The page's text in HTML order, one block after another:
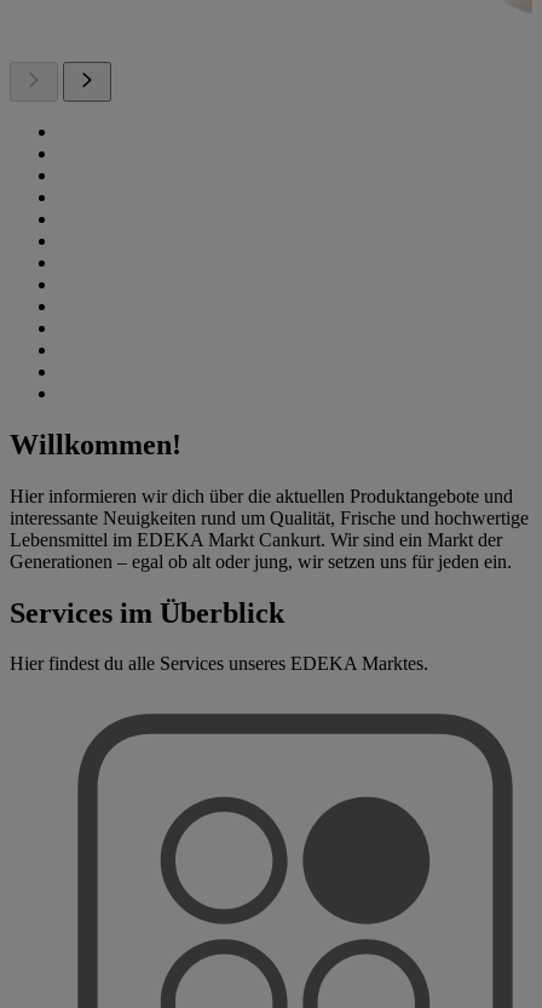
Willkommen!
Hier informieren wir dich über die aktuellen Produktangebote und
interessante Neuigkeiten rund um Qualität, Frische und hochwertige
Lebensmittel im EDEKA Markt Cankurt. Wir sind ein Markt der
Generationen – egal ob alt oder jung, wir setzen uns für jeden ein.
Services im Überblick
Hier findest du alle Services unseres EDEKA Marktes.